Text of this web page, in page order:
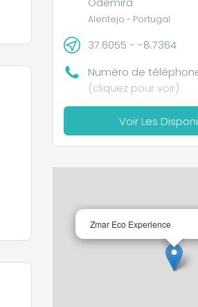
Alentejo - Portugal
37.6055 - -8.7364
Numéro de
(cliquez pour voir)
Voir Les
Zmar Eco Experience